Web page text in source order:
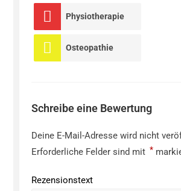
Physiotherapie
Osteopathie
Schreibe eine Bewertung
Deine E-Mail-Adresse wird nicht
Erforderliche Felder sind mit *
Rezensionstext